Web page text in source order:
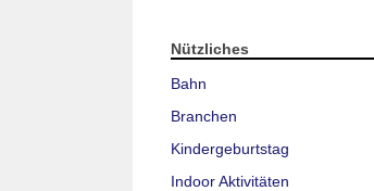
Nützliches
Bahn
Branchen
Kindergeburtstag
Indoor Aktivitäten